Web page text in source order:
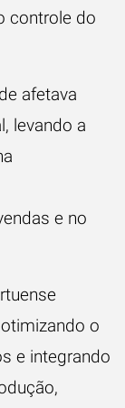
controle do
afetava
levando a
e no
o
e integrando